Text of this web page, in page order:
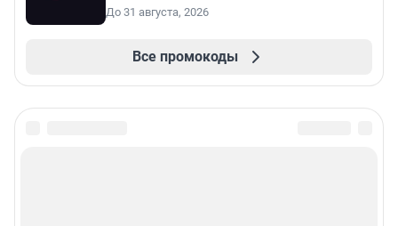
До 31 августа, 2026
Все промокоды